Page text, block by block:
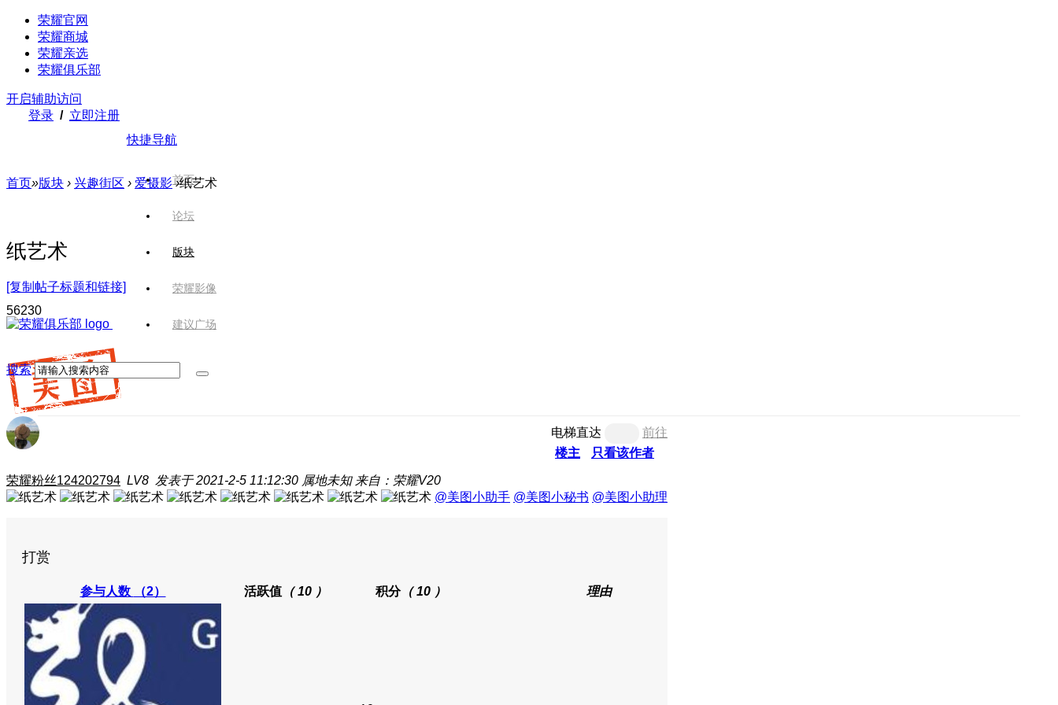
荣耀官网
荣耀商城
荣耀亲选
荣耀俱乐部
开启辅助访问
登录 / 立即注册
快捷导航
首页
论坛
版块
荣耀影像
建议广场
搜索
首页»版块 › 兴趣街区 › 爱摄影 ›纸艺术
纸艺术
[复制帖子标题和链接]
56230
电梯直达
前往
楼主
只看该作者
荣耀粉丝124202794 LV8 发表于 2021-2-5 11:12:30 属地未知 来自：荣耀V20
@美图小助手 @美图小秘书 @美图小助理
打赏
参与人数 （2） 活跃值（ 10 ） 积分（ 10 ） 理由